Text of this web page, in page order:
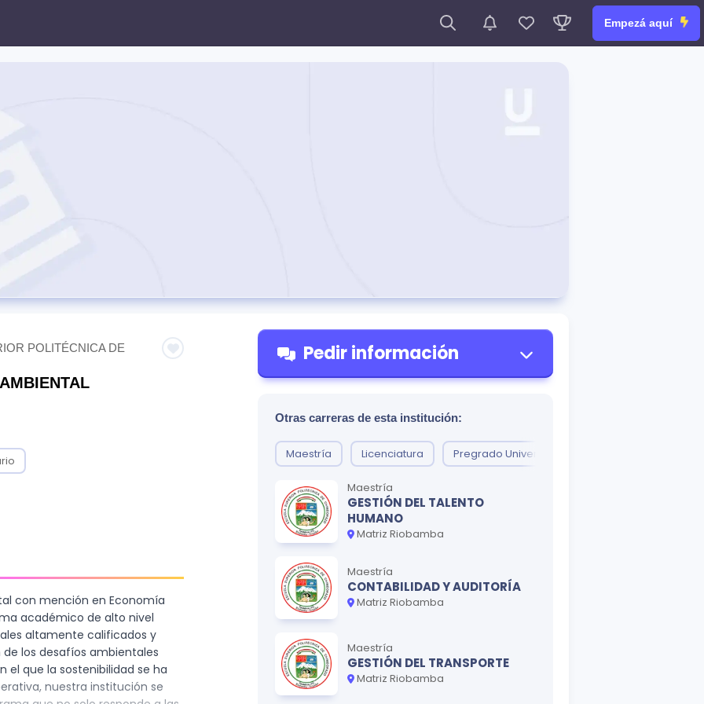
Empezá aquí
POLITÉCNICA DE
con mención en Economía
académico de alto nivel
altamente calificados y
los desafíos ambientales
el que la sostenibilidad se ha
nuestra institución se
Pedir información
Otras carreras de esta institución:
Maestría Licenciatura Pregrado Universitario
Maestría
GESTIÓN DEL TALENTO
HUMANO
Matriz Riobamba
Maestría
CONTABILIDAD Y AUDITORÍA
Matriz Riobamba
Maestría
GESTIÓN DEL TRANSPORTE
Matriz Riobamba